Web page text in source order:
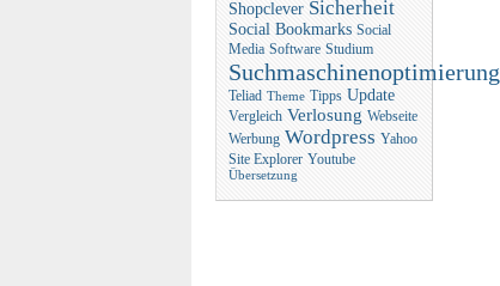
Shopclever Sicherheit
Social Bookmarks Social
Media Software Studium
Suchmaschinenoptimierung
Teliad Theme Tipps Update
Vergleich Verlosung Webseite
Werbung Wordpress Yahoo
Site Explorer Youtube
Übersetzung